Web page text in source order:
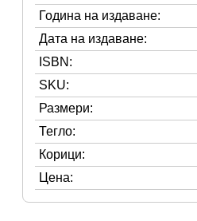
Година на издаване:
Дата на издаване:
ISBN:
SKU:
Размери:
Тегло:
Корици:
Цена: